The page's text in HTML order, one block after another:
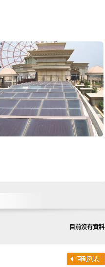
目前沒有資料